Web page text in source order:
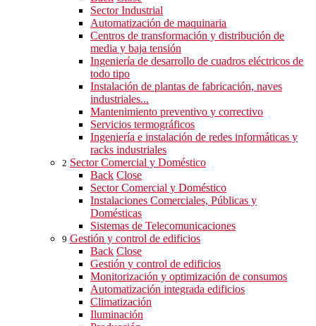
Sector Industrial
Automatización de maquinaria
Centros de transformación y distribución de
media y baja tensión
Ingeniería de desarrollo de cuadros eléctricos de
todo tipo
Instalación de plantas de fabricación, naves
industriales...
Mantenimiento preventivo y correctivo
Servicios termográficos
Ingeniería e instalación de redes informáticas y
racks industriales
2 Sector Comercial y Doméstico
Back Close
Sector Comercial y Doméstico
Instalaciones Comerciales, Públicas y
Domésticas
Sistemas de Telecomunicaciones
9 Gestión y control de edificios
Back Close
Gestión y control de edificios
Monitorización y optimización de consumos
Automatización integrada edificios
Climatización
Iluminación